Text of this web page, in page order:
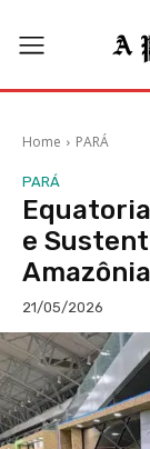
Home PARÁ
PARÁ
e
Amazônia
21/05/2026